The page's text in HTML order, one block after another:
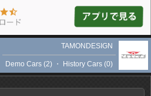
TAMONDESIGN
Demo Cars (2) ・ History Cars (0)